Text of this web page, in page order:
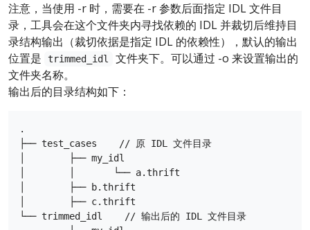
注意，当使用 -r 时，需要在 -r 参数后面指定 IDL 文件目
录，工具会在这个文件夹内寻找依赖的 IDL 并裁切后维持目
录结构输出（裁切依据是指定 IDL 的依赖性），默认的输出
位置是
trimmed_idl
文件夹下。可以通过 -o 来设置输出的
文件夹名称。
输出后的目录结构如下：
.
├── test_cases    // 原 IDL 文件目录
│        ├── my_idl
│        │       └── a.thrift
│        ├── b.thrift
│        ├── c.thrift
└── trimmed_idl    // 输出后的 IDL 文件目录